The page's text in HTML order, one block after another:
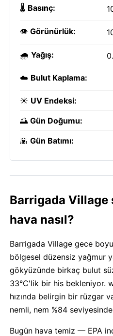
🌡️ Basınç:
👁️ Görünürlük:
🌧️ Yağış:
☁️ Bulut Kaplama:
☀️ UV Endeksi:
🌅 Gün Doğumu:
🌇 Gün Batımı:
Barrigada Village
hava nasıl?
Barrigada Village gece
bölgesel düzensiz yağmur
gökyüzünde birkaç bulut
33°C'lik bir his bekleniyor.
hızında belirgin bir rüzgar
nemli, nem %84
Bugün hava temiz — EPA